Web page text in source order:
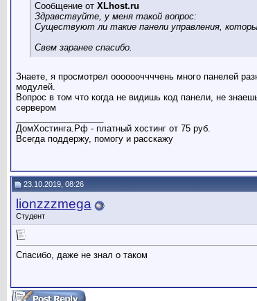
Сообщение от XLhost.ru
Здравствуйте, у меня такой вопрос:
Существуют ли такие панели управления,
Свем заранее спасибо.
Знаете, я просмотрел ооооооччччень много панелей
модулей.
Вопрос в том что когда не видишь код панели, не
сервером
ДомХостинга.Рф - платный хостинг от 75 руб.
Всегда поддержу, помогу и расскажу
23.10.2019, 08:26
lionzzzmega
Студент
Спасибо, даже не знал о таком